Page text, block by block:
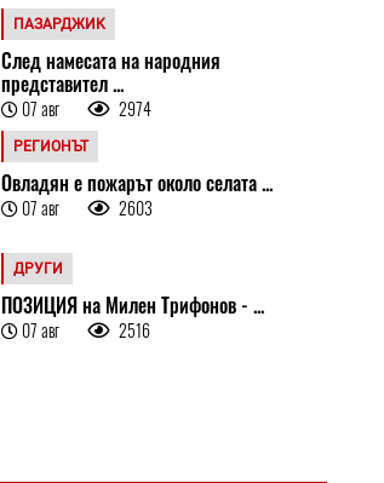
ПАЗАРДЖИК
След намесата на народния
представител ...
07 авг 2974
РЕГИОНЪТ
Овладян е пожарът около селата ...
07 авг 2603
ДРУГИ
ПОЗИЦИЯ на Милен Трифонов - ...
07 авг 2516